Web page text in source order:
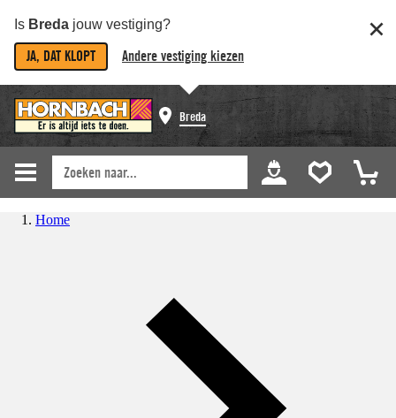
Is Breda jouw vestiging?
JA, DAT KLOPT Andere vestiging kiezen
Breda
Home